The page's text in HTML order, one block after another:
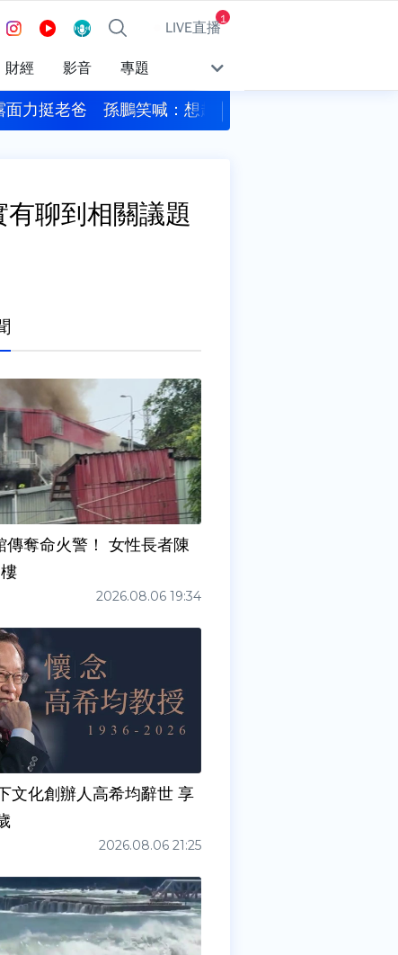
LIVE直播1
財經 影音 專題
趕快當阿公遠見‧天下文化創辦人高希均辭世 享耆壽90歲
聊到相關議題
傳奪命火警！ 女性長者陳
2026.08.06 19:34
文化創辦人高希均辭世 享
2026.08.06 21:25